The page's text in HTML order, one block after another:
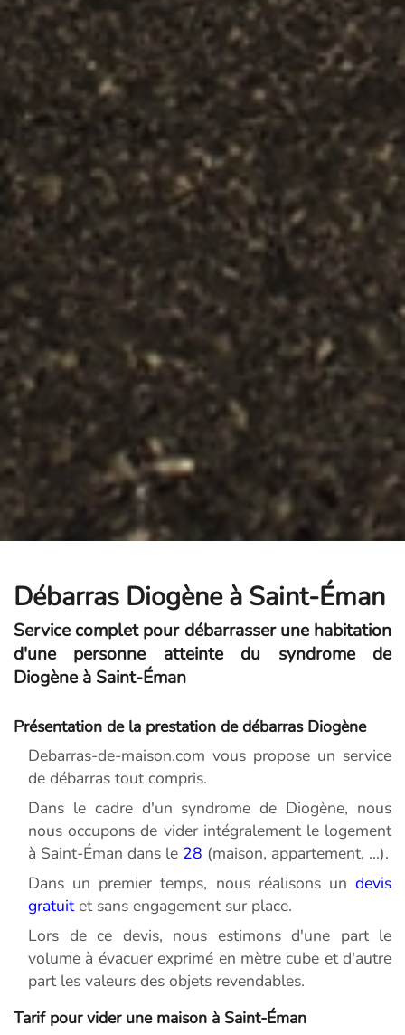
Débarras Diogène à Saint-Éman
Service complet pour débarrasser une habitation
d'une personne atteinte du syndrome de
Diogène à Saint-Éman
Présentation de la prestation de débarras Diogène
Debarras-de-maison.com vous propose un service
de débarras tout compris.
Dans le cadre d'un syndrome de Diogène, nous
nous occupons de vider intégralement le logement
à Saint-Éman dans le 28 (maison, appartement, ...).
Dans un premier temps, nous réalisons un devis
gratuitet sans engagement sur place.
Lors de ce devis, nous estimons d'une part le
volume à évacuer exprimé en mètre cube et d'autre
part les valeurs des objets revendables.
Tarif pour vider une maison à Saint-Éman